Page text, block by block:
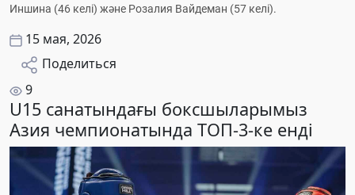
Иншина (46 келі) және Розалия Вайдеман (57 келі).
15 мая, 2026
Поделиться
9
U15 санатындағы боксшыларымыз
Азия чемпионатында ТОП-3-ке енді